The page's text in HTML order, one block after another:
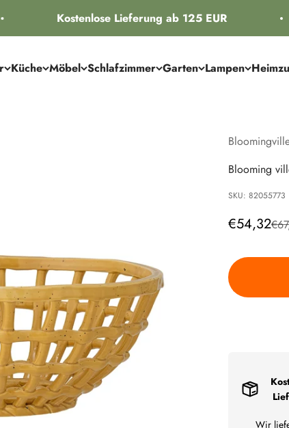
Kostenlose Lieferung ab 125 EUR
Küche Möbel Schlafzimmer Garten Lampen
Blooming
SKU: 82055773
Angebot
€54,32
Wir